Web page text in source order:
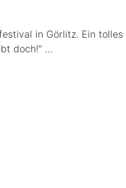
in Görlitz. Ein tolles
doch!" ...